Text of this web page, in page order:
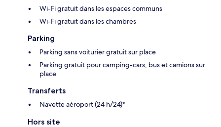
Wi-Fi gratuit dans les espaces communs
Wi-Fi gratuit dans les chambres
Parking
Parking sans voiturier gratuit sur place
Parking gratuit pour camping-cars, bus et camions sur
place
Transferts
Navette aéroport (24 h/24)*
Hors site